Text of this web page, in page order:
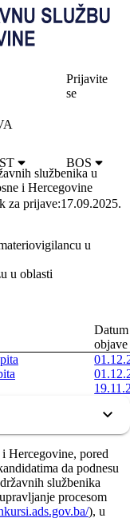
Prijavite
se
BOS
službenika u
i Hercegovine
za prijave:17.09.2025.
u
u oblasti
Datum
objave
Hercegovine, pored
da podnesu
službenika
procesom
), u